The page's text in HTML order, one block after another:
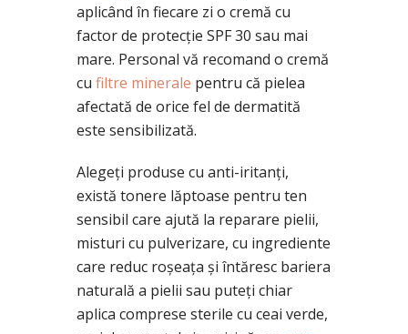
aplicând în fiecare zi o cremă cu
factor de protecție SPF 30 sau mai
mare. Personal vă recomand o cremă
cu filtre minerale pentru că pielea
afectată de orice fel de dermatită
este sensibilizată.
Alegeți produse cu anti-iritanți,
există tonere lăptoase pentru ten
sensibil care ajută la reparare pielii,
misturi cu pulverizare, cu ingrediente
care reduc roșeața și întăresc bariera
naturală a pielii sau puteți chiar
aplica comprese sterile cu ceai verde,